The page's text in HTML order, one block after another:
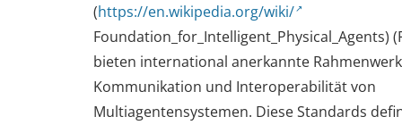
(https://en.wikipedia.org/wiki/
Foundation_for_Intelligent_Physical_Agents)
bieten international anerkannte
Kommunikation und Interoperabilität von
Multiagentensystemen. Diese Standards